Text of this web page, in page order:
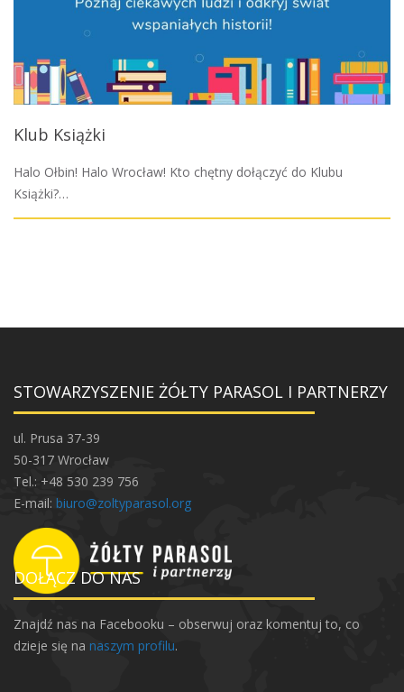
Klub Książki
Halo Ołbin! Halo Wrocław! Kto chętny dołączyć do Klubu
Książki?…
STOWARZYSZENIE ŻÓŁTY PARASOL I PARTNERZY
ul. Prusa 37-39
50-317 Wrocław
Tel.: +48 530 239 756
E-mail: biuro@zoltyparasol.org
DOŁĄCZ DO NAS
Znajdź nas na Facebooku – obserwuj oraz komentuj to, co
dzieje się na naszym profilu.